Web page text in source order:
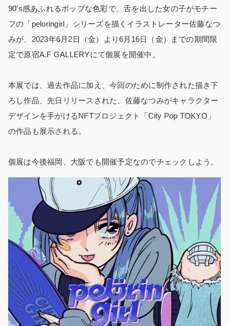
90’s感あふれるポップな色彩で、舌を出した女の子がモチー
フの「peloringirl」シリーズを描くイラストレーター佐藤なつ
みが、2023年6月2日（金）より6月16日（金）までの期間限
定で原宿A.F GALLERYにて個展を開催中。
本展では、過去作品に加え、今回のために制作された描き下
ろし作品、先日リリースされた、佐藤なつみがキャラクター
デザインを手がけるNFTプロジェクト「City Pop TOKYO」
の作品も展示される。
個展は今後福岡、大阪でも開催予定なのでチェックしよう。